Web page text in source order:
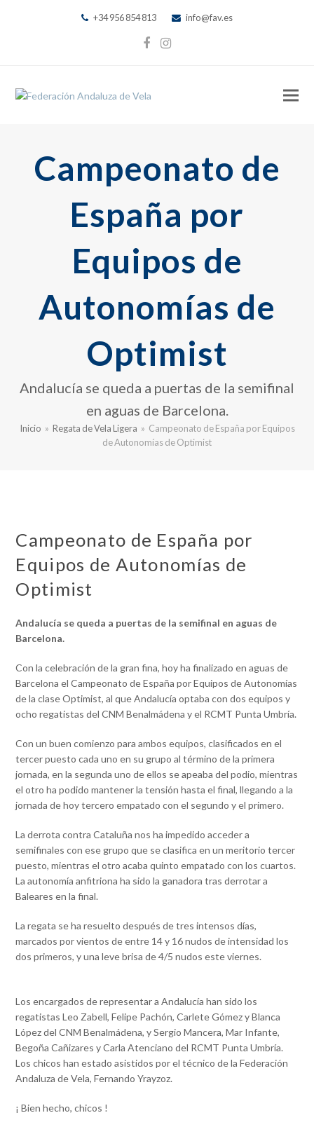
+34 956 854 813 info@fav.es
Facebook
Instagram
Campeonato de
España por
Equipos de
Autonomías de
Optimist
Andalucía se queda a puertas de la semifinal
en aguas de Barcelona.
Inicio » Regata de Vela Ligera » Campeonato de España por Equipos
de Autonomías de Optimist
Campeonato de España por
Equipos de Autonomías de
Optimist
Andalucía se queda a puertas de la semifinal en aguas de
Barcelona.
Con la celebración de la gran fina, hoy ha finalizado en aguas de
Barcelona el Campeonato de España por Equipos de Autonomías
de la clase Optimist, al que Andalucía optaba con dos equipos y
ocho regatistas del CNM Benalmádena y el RCMT Punta Umbría.
Con un buen comienzo para ambos equipos, clasificados en el
tercer puesto cada uno en su grupo al término de la primera
jornada, en la segunda uno de ellos se apeaba del podio, mientras
el otro ha podido mantener la tensión hasta el final, llegando a la
jornada de hoy tercero empatado con el segundo y el primero.
La derrota contra Cataluña nos ha impedido acceder a
semifinales con ese grupo que se clasifica en un meritorio tercer
puesto, mientras el otro acaba quinto empatado con los cuartos.
La autonomía anfitriona ha sido la ganadora tras derrotar a
Baleares en la final.
La regata se ha resuelto después de tres intensos días,
marcados por vientos de entre 14 y 16 nudos de intensidad los
dos primeros, y una leve brisa de 4/5 nudos este viernes.
Los encargados de representar a Andalucía han sido los
regatistas Leo Zabell, Felipe Pachón, Carlete Gómez y Blanca
López del CNM Benalmádena, y Sergio Mancera, Mar Infante,
Begoña Cañizares y Carla Atenciano del RCMT Punta Umbría.
Los chicos han estado asistidos por el técnico de la Federación
Andaluza de Vela, Fernando Yrayzoz.
¡ Bien hecho, chicos !